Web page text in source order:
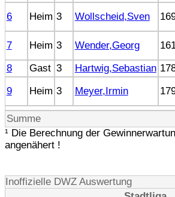
6
Heim 3 Wollscheid,Sven
7 Heim 3 Wender,Georg
8
Gast 3 Hartwig,Sebastian
9
Heim 3 Meyer,Irmin
Summe
¹ Die Berechnung der
angenähert !
Inoffizielle DWZ Auswertung